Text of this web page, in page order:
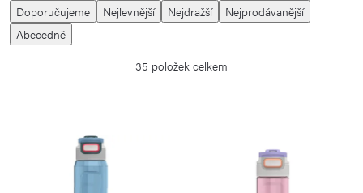
a
z
Doporučujeme Nejlevnější Nejdražší
Nejprodávanější
Abecedně
35 položek celkem